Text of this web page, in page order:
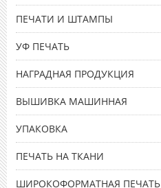
ПЕЧАТИ И ШТАМПЫ
УФ ПЕЧАТЬ
НАГРАДНАЯ ПРОДУКЦИЯ
ВЫШИВКА МАШИННАЯ
УПАКОВКА
ПЕЧАТЬ НА ТКАНИ
ШИРОКОФОРМАТНАЯ ПЕЧАТЬ